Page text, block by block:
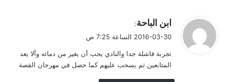
ي
ق
ل
ابن الباحة:
2016-03-30 الساعة 7:25 ص
تجربة فاشلة جدا والنادي يجب أن يغير من دمائه وألا يعد
المتابعين ثم يسحب عليهم كما حصل في مهرجان القصة